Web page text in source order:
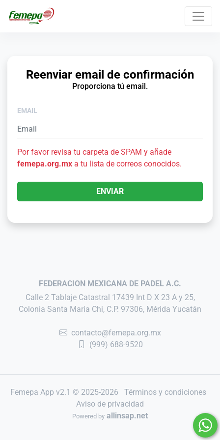
Reenviar email de confirmación
Proporciona tú email.
EMAIL
Por favor revisa tu carpeta de SPAM y añade
femepa.org.mx a tu lista de correos conocidos.
ENVIAR
FEDERACION MEXICANA DE PADEL A.C.
Calle 2 Tablaje Catastral 17439 Int D X 23 A y 25,
Colonia Santa Maria Chi, C.P. 97306, Mérida Yucatán
contacto@femepa.org.mx
(999) 688-9520
Femepa App v2.1 © 2025-2026
Términos y condiciones
Aviso de privacidad
Powered by allinsap.net